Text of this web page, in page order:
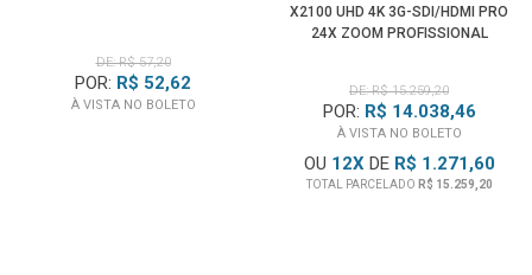
DE: R$ 57,20
POR: R$ 52,62
À VISTA NO BOLETO
X2100 UHD 4K 3G-SDI/HDMI PRO
24X ZOOM PROFISSIONAL
DE: R$ 15.259,20
POR: R$ 14.038,46
À VISTA NO BOLETO
OU 12XDE R$ 1.271,60
TOTAL PARCELADO R$ 15.259,20